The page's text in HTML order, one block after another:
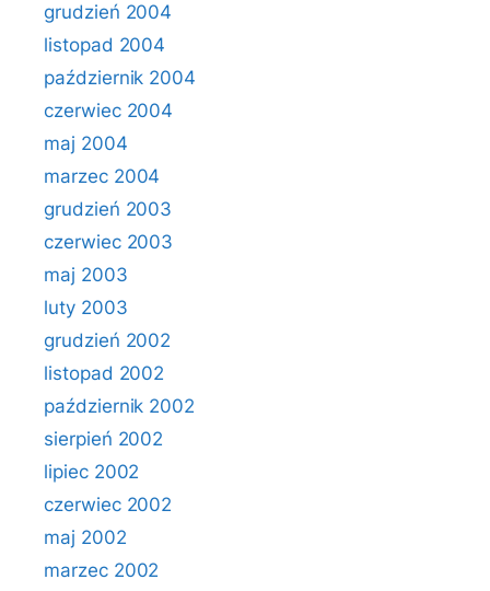
grudzień 2004
listopad 2004
październik 2004
czerwiec 2004
maj 2004
marzec 2004
grudzień 2003
czerwiec 2003
maj 2003
luty 2003
grudzień 2002
listopad 2002
październik 2002
sierpień 2002
lipiec 2002
czerwiec 2002
maj 2002
marzec 2002